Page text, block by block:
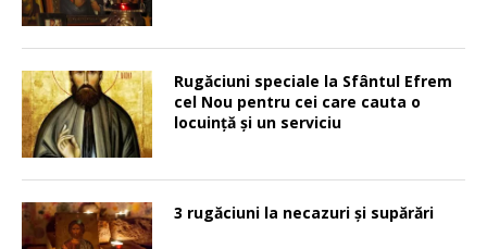
Rugăciuni speciale la Sfântul Efrem
cel Nou pentru cei care cauta o
locuinţă şi un serviciu
3 rugăciuni la necazuri și supărări